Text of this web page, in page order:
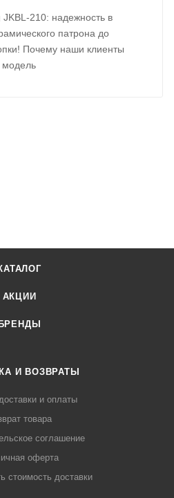
210: надежность в
патрона до
Почему наши клиенты
модель
АКЦИИ
БРЕНДЫ
И ВОЗВРАТЫ
и оплаты
товара
соглашение
оферта
стоимость доставки